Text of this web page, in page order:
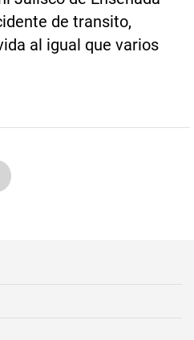
de transito,
al igual que varios